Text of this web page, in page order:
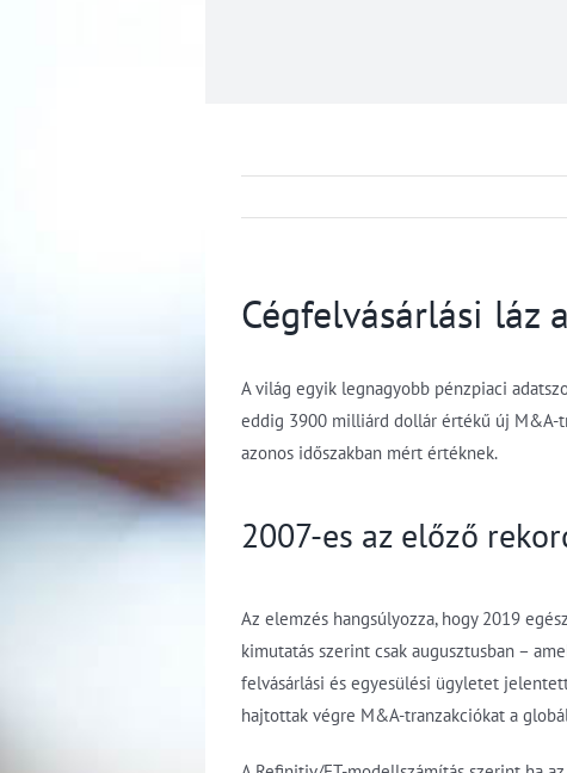
Cégfelvásárlási láz
A világ egyik legnagyobb pénzpiaci
eddig 3900 milliárd dollár értékű új M&A-
azonos időszakban mért értéknek.
2007-es az előző
Az elemzés hangsúlyozza, hogy 2019
kimutatás szerint csak augusztusban –
felvásárlási és egyesülési ügyletet
hajtottak végre M&A-tranzakciókat a